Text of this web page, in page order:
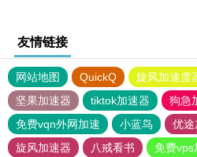
友情链接
网站地图 QuickQ 旋风加速度
坚果加速器
tiktok加速器
狗急
免费vqn外网加速
小蓝鸟 优途
旋风加速器
八戒看书 免费vps